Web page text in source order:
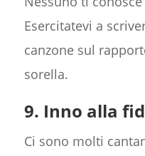
Esercitatevi a
canzone sul
sorella.
9. Inno alla
Ci sono molti